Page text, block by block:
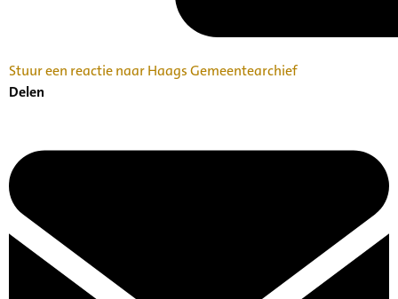
Stuur een reactie naar Haags Gemeentearchief
Delen